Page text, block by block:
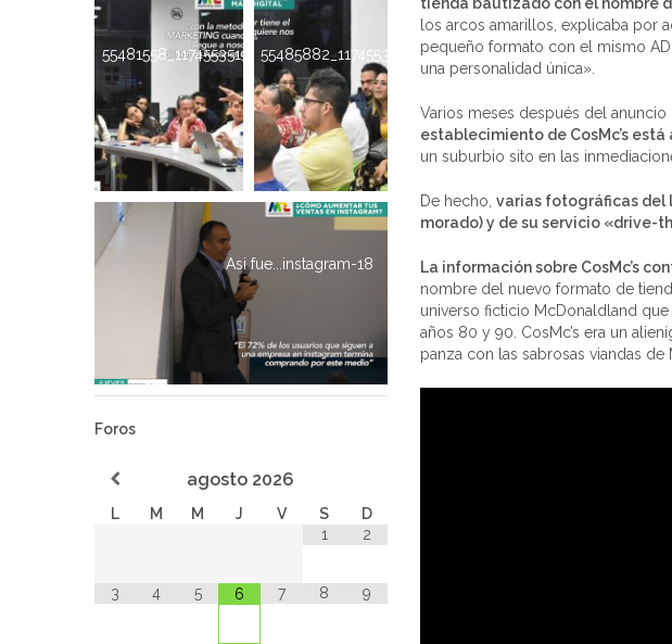
55481558_1174553519376072_256666257766481920_n
55485882_1174553612709396_6625895542742319104_n
Asi fue...instagram-18
Foros
agosto 2026
L M M J V S
D
1
2
3 4 5 6 7 8 9
los arcos amarillos, explicaba por
pequeño formato con el mismo
una personalidad única».
Varios meses después del anuncio
establecimiento de CosMc’s
un suburbio sito en las
De hecho, varias fotográficas del
morado) y de su servicio «drive-
La información sobre CosMc’s
nombre del nuevo formato de
universo ficticio McDonaldland
años 80 y 90. CosMc’s era un
panza con las sabrosas viandas de